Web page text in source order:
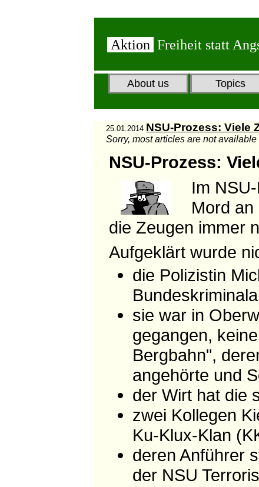
Aktion Freiheit statt
About us Topics
25.01.2014 NSU-Prozess: Viele
Sorry, most articles are not
NSU-Prozess:
Im
Mord
die Zeugen immer
Aufgeklärt wurde
die Polizistin
sie war in
gegangen,
Bergbahn",
angehörte und
der Wirt hat die
zwei Kollegen
Ku-Klux-Klan
deren Anführer
der NSU